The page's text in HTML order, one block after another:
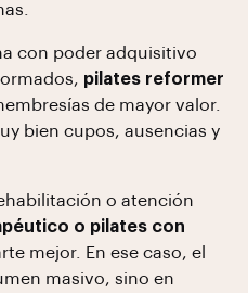
con poder adquisitivo
pilates reformer
de mayor valor.
bien cupos, ausencias y
o atención
o pilates con
mejor. En ese caso, el
masivo, sino en